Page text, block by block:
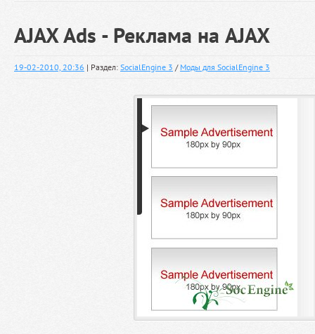
AJAX Ads - Реклама на AJAX
19-02-2010, 20:36 | Раздел: SocialEngine 3 / Моды для SocialEngine 3